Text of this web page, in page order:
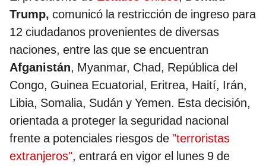
Trump, comunicó la restricción de ingreso para
12 ciudadanos provenientes de diversas
naciones, entre las que se encuentran
Afganistán, Myanmar, Chad, República del
Congo, Guinea Ecuatorial, Eritrea, Haití, Irán,
Libia, Somalia, Sudán y Yemen. Esta decisión,
orientada a proteger la seguridad nacional
frente a potenciales riesgos de "terroristas
extranjeros", entrará en vigor el lunes 9 de